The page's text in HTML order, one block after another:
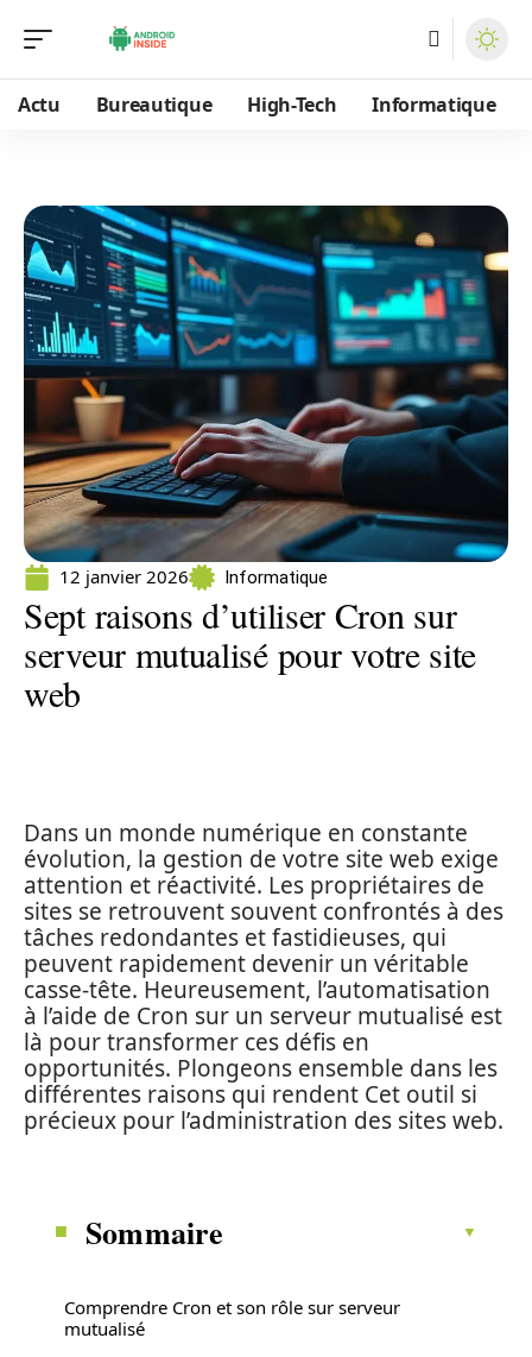
Actu Bureautique High-Tech Informatique
12 janvier 2026 Informatique
Sept raisons d’utiliser Cron sur
serveur mutualisé pour votre site
web
Dans un monde numérique en constante
évolution, la gestion de votre site web exige
attention et réactivité. Les propriétaires de
sites se retrouvent souvent confrontés à des
tâches redondantes et fastidieuses, qui
peuvent rapidement devenir un véritable
casse-tête. Heureusement, l’automatisation
à l’aide de Cron sur un serveur mutualisé est
là pour transformer ces défis en
opportunités. Plongeons ensemble dans les
différentes raisons qui rendent Cet outil si
précieux pour l’administration des sites web.
Sommaire
Comprendre Cron et son rôle sur serveur
mutualisé